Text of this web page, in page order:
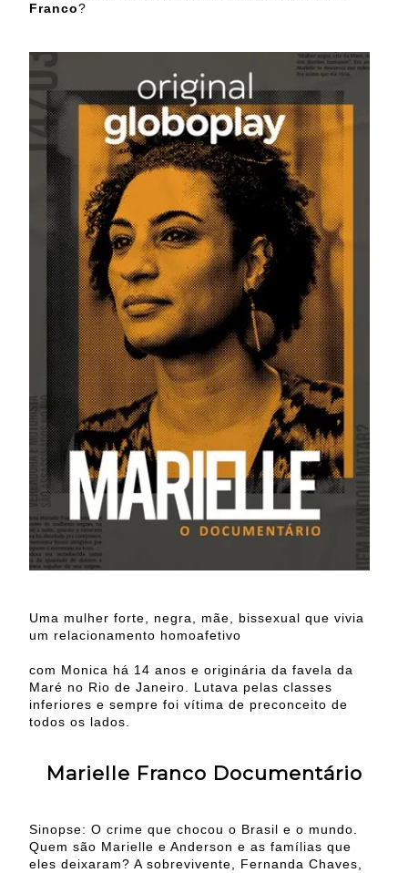
Franco?
Uma mulher forte, negra, mãe, bissexual que vivia
um relacionamento homoafetivo
com Monica há 14 anos e originária da favela da
Maré no Rio de Janeiro. Lutava pelas classes
inferiores e sempre foi vítima de preconceito de
todos os lados.
Marielle Franco Documentário
Sinopse: O crime que chocou o Brasil e o mundo.
Quem são Marielle e Anderson e as famílias que
eles deixaram? A sobrevivente, Fernanda Chaves,